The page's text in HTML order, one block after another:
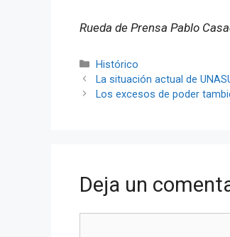
Rueda de Prensa Pablo
Categorías
Histórico
La situación actual de
Los excesos de poder
Deja un